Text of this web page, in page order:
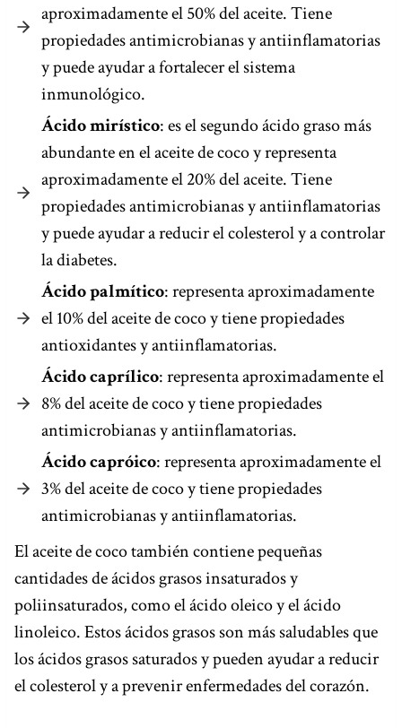
aproximadamente el 50% del aceite. Tiene
propiedades antimicrobianas y antiinflamatorias
y puede ayudar a fortalecer el sistema
inmunológico.
Ácido mirístico: es el segundo ácido graso más
abundante en el aceite de coco y representa
aproximadamente el 20% del aceite. Tiene
propiedades antimicrobianas y antiinflamatorias
y puede ayudar a reducir el colesterol y a controlar
la diabetes.
Ácido palmítico: representa aproximadamente
el 10% del aceite de coco y tiene propiedades
antioxidantes y antiinflamatorias.
Ácido caprílico: representa aproximadamente el
8% del aceite de coco y tiene propiedades
antimicrobianas y antiinflamatorias.
Ácido capróico: representa aproximadamente el
3% del aceite de coco y tiene propiedades
antimicrobianas y antiinflamatorias.
El aceite de coco también contiene pequeñas
cantidades de ácidos grasos insaturados y
poliinsaturados, como el ácido oleico y el ácido
linoleico. Estos ácidos grasos son más saludables que
los ácidos grasos saturados y pueden ayudar a reducir
el colesterol y a prevenir enfermedades del corazón.